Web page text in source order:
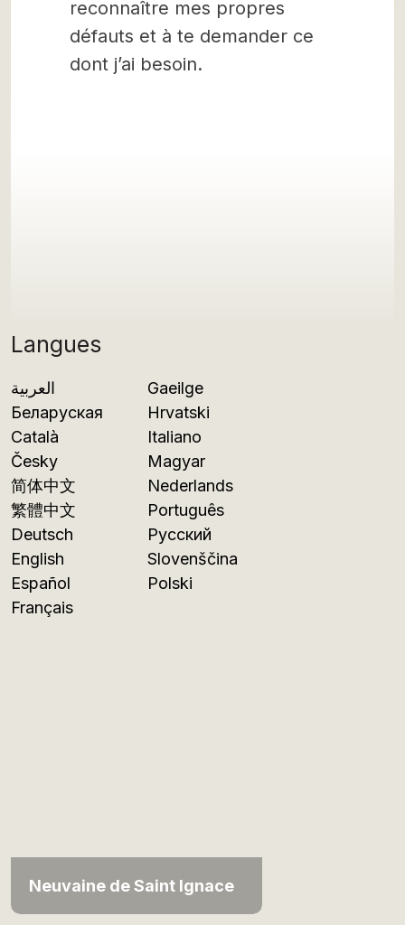
Langues
العربية
Беларуская
Català
Česky
简体中文
繁體中文
Deutsch
English
Español
Français
Gaeilge
Hrvatski
Italiano
Magyar
Nederlands
Português
Русский
Slovenščina
Polski
Neuvaine de Saint Ignace
reconnaître mes propres
défauts et à te demander ce
dont j’ai besoin.